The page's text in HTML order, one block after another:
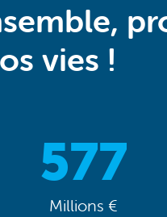
vies !
577
Millions €